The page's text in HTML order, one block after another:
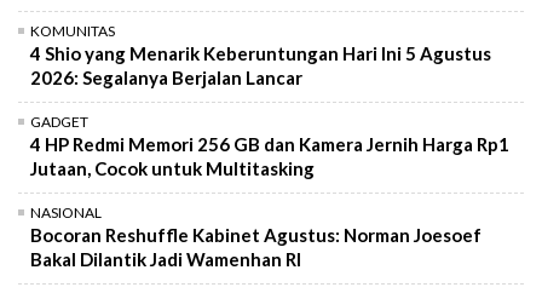
KOMUNITAS
4 Shio yang Menarik Keberuntungan Hari Ini 5 Agustus
2026: Segalanya Berjalan Lancar
GADGET
4 HP Redmi Memori 256 GB dan Kamera Jernih Harga Rp1
Jutaan, Cocok untuk Multitasking
NASIONAL
Bocoran Reshuffle Kabinet Agustus: Norman Joesoef
Bakal Dilantik Jadi Wamenhan RI